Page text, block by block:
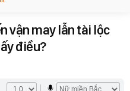
vận may lẫn tài lộc
điều?